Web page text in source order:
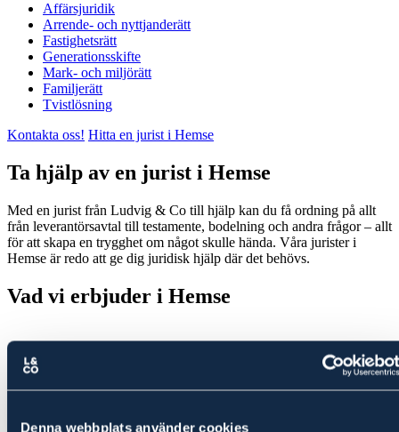
Denna webbplats använder cookies
Affärsjuridik
Arrende- och nyttjanderätt
Fastighetsrätt
Generationsskifte
Mark- och miljörätt
Familjerätt
Tvistlösning
Kontakta oss! Hitta en jurist i Hemse
Ta hjälp av en jurist i Hemse
Med en jurist från Ludvig & Co till hjälp kan du få ordning på allt
från leverantörsavtal till testamente, bodelning och andra frågor – allt
för att skapa en trygghet om något skulle hända. Våra jurister i
Hemse är redo att ge dig juridisk hjälp där det behövs.
Vad vi erbjuder i Hemse